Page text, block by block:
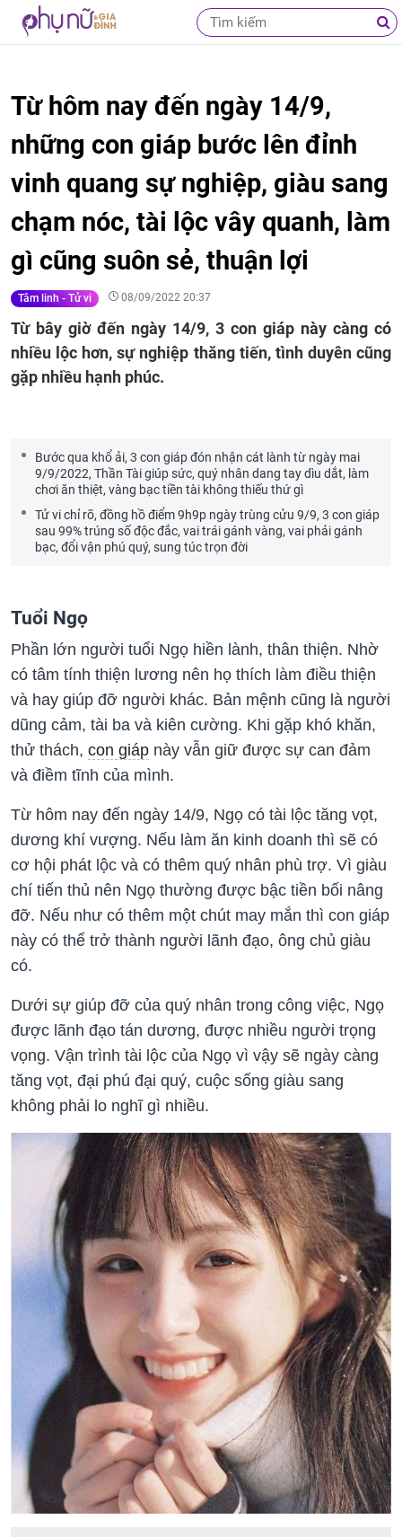
Từ hôm nay đến ngày 14/9,
những con giáp bước lên đỉnh
vinh quang sự nghiệp, giàu sang
chạm nóc, tài lộc vây quanh, làm
gì cũng suôn sẻ, thuận lợi
Tâm linh - Tử vi 08/09/2022 20:37
Từ bây giờ đến ngày 14/9, 3 con giáp này càng có
nhiều lộc hơn, sự nghiệp thăng tiến, tình duyên cũng
gặp nhiều hạnh phúc.
Bước qua khổ ải, 3 con giáp đón nhận cát lành từ ngày mai
9/9/2022, Thần Tài giúp sức, quý nhân dang tay dìu dắt, làm
chơi ăn thiệt, vàng bạc tiền tài không thiếu thứ gì
Tử vi chỉ rõ, đồng hồ điểm 9h9p ngày trùng cửu 9/9, 3 con giáp
sau 99% trúng số độc đắc, vai trái gánh vàng, vai phải gánh
bạc, đổi vận phú quý, sung túc trọn đời
Tuổi Ngọ
Phần lớn người tuổi Ngọ hiền lành, thân thiện. Nhờ
có tâm tính thiện lương nên họ thích làm điều thiện
và hay giúp đỡ người khác. Bản mệnh cũng là người
dũng cảm, tài ba và kiên cường. Khi gặp khó khăn,
thử thách, con giáp này vẫn giữ được sự can đảm
và điềm tĩnh của mình.
Từ hôm nay đến ngày 14/9, Ngọ có tài lộc tăng vọt,
dương khí vượng. Nếu làm ăn kinh doanh thì sẽ có
cơ hội phát lộc và có thêm quý nhân phù trợ. Vì giàu
chí tiến thủ nên Ngọ thường được bậc tiền bối nâng
đỡ. Nếu như có thêm một chút may mắn thì con giáp
này có thể trở thành người lãnh đạo, ông chủ giàu
có.
Dưới sự giúp đỡ của quý nhân trong công việc, Ngọ
được lãnh đạo tán dương, được nhiều người trọng
vọng. Vận trình tài lộc của Ngọ vì vậy sẽ ngày càng
tăng vọt, đại phú đại quý, cuộc sống giàu sang
không phải lo nghĩ gì nhiều.